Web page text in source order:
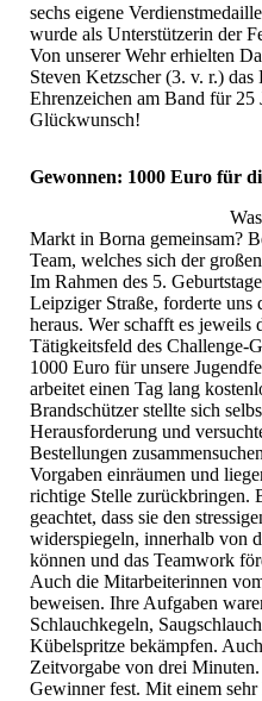
sechs eigene
wurde als Unterstützerin der
Von unserer Wehr erhielten
Steven Ketzscher (3. v. r.)
Ehrenzeichen am Band für
Glückwunsch!
Gewonnen: 1000 Euro für
Markt in Borna gemeinsam?
Team, welches sich der
Im Rahmen des 5.
Leipziger Straße, forderte
heraus. Wer schafft es jeweils
Tätigkeitsfeld des Challenge-
1000 Euro für unsere
arbeitet einen Tag lang
Brandschützer stellte sich
Herausforderung und
Bestellungen
Vorgaben einräumen und
richtige Stelle zurückbringen.
geachtet, dass sie den
widerspiegeln, innerhalb von
können und das Teamwork
Auch die Mitarbeiterinnen
beweisen. Ihre Aufgaben
Schlauchkegeln,
Kübelspritze bekämpfen.
Zeitvorgabe von drei
Gewinner fest. Mit einem